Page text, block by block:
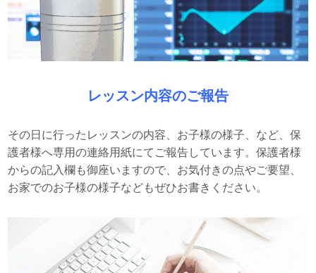
レッスン内容のご報告
その日に行ったレッスンの内容、お子様の様子、など、保
護者様へ専用の連絡用紙にてご報告しています。保護者様
からの記入欄も御座いますので、お気付きの点やご要望、
お家でのお子様の様子などもぜひお書きください。